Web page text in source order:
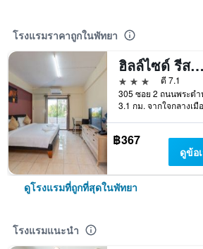
โรงแรมราคาถูกในพัทยา
ฮิลล์ไซด์ รีสอร์ท พัทยา
3 ดาว
ดี 7.1
3.1 กม. จากใจกลางเมื
฿367
ดูข้อ
ดูโรงแรมที่ถูกที่สุดในพัทยา
โรงแรมแนะนำ